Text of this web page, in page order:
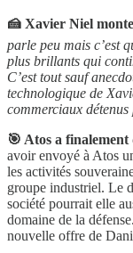
🍰 Xavier Niel
parle peu mais c’est
plus brillants qui
C’est tout sauf
technologique de
commerciaux
🎯 Atos a finalement
avoir envoyé à Atos
les activités
groupe industriel. Le
société pourrait elle
domaine de la
nouvelle offre de